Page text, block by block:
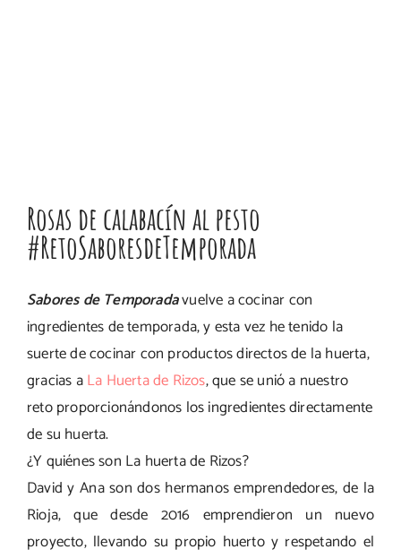
Rosas de calabacín al pesto
#RetoSaboresdeTemporada
Sabores de Temporadavuelve a cocinar con
ingredientes de temporada, y esta vez he tenido la
suertede cocinar con productos directos de la huerta,
gracias aLa Huerta de Rizos, que se unió a nuestro
reto proporcionándonos los ingredientes directamente
de su huerta.
¿Y quiénes son La huerta de Rizos?
David y Ana son dos hermanos emprendedores, de la
Rioja, que desde 2016 emprendieron un nuevo
proyecto, llevando su propio huerto y respetando el